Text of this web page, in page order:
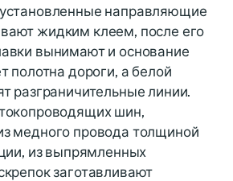
направляющие
жидким клеем, после его
вынимают и основание
полотна дороги, а белой
разграничительные линии.
шин,
медного провода толщиной
из выпрямленных
заготавливают